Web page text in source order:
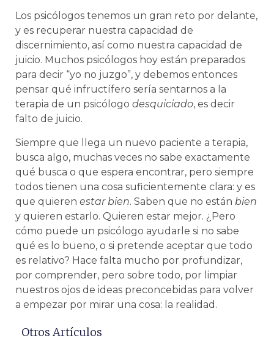
Los psicólogos tenemos un gran reto por delante,
y es recuperar nuestra capacidad de
discernimiento, así como nuestra capacidad de
juicio. Muchos psicólogos hoy están preparados
para decir “yo no juzgo”, y debemos entonces
pensar qué infructífero sería sentarnos a la
terapia de un psicólogo desquiciado, es decir
falto de juicio.
Siempre que llega un nuevo paciente a terapia,
busca algo, muchas veces no sabe exactamente
qué busca o que espera encontrar, pero siempre
todos tienen una cosa suficientemente clara: y es
que quieren estar bien. Saben que no están bien
y quieren estarlo. Quieren estar mejor. ¿Pero
cómo puede un psicólogo ayudarle si no sabe
qué es lo bueno, o si pretende aceptar que todo
es relativo? Hace falta mucho por profundizar,
por comprender, pero sobre todo, por limpiar
nuestros ojos de ideas preconcebidas para volver
a empezar por mirar una cosa: la realidad.
Otros Artículos